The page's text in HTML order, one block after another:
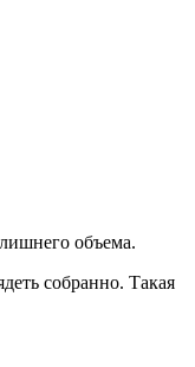
объема.
собранно. Такая